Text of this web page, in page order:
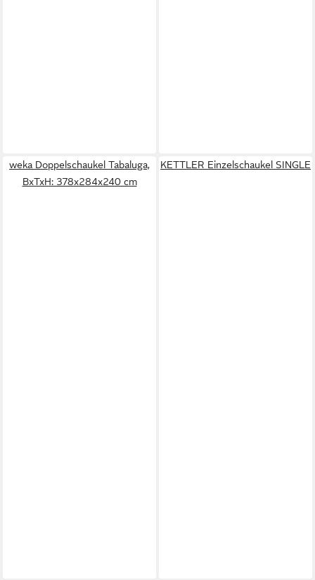
weka Doppelschaukel Tabaluga,
BxTxH: 378x284x240 cm
KETTLER Einzelschaukel SINGLE